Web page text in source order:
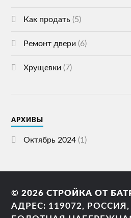
Как продать (5)
Ремонт двери (6)
Хрущевки (7)
АРХИВЫ
Октябрь 2024 (1)
© 2026СТРОЙКА ОТ
АДРЕС: 119072,